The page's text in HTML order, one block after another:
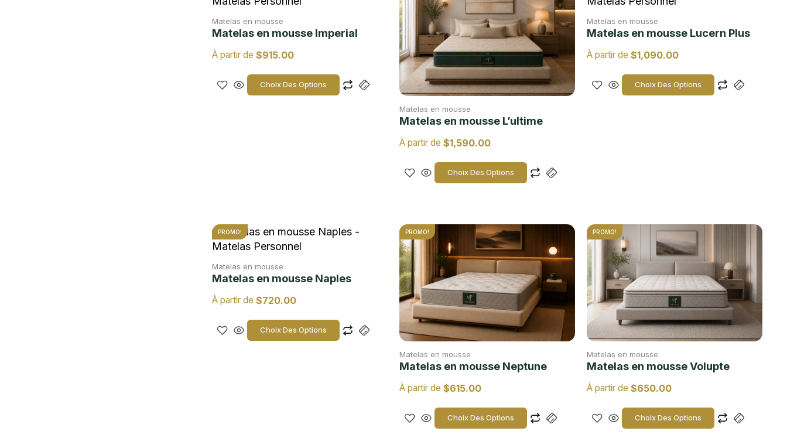
Matelas en mousse
Matelas en mousse Imperial
À partir de $915.00
Choix Des Options
Matelas en mousse
Matelas en mousse L’ultime
À partir de $1,590.00
Choix Des Options
Matelas en mousse
Matelas en mousse Lucern Plus
À partir de $1,090.00
Choix Des Options
PROMO!
Matelas en mousse
Matelas en mousse Naples
À partir de $720.00
Choix Des Options
PROMO!
Matelas en mousse
Matelas en mousse Neptune
À partir de $615.00
Choix Des Options
PROMO!
Matelas en mousse
Matelas en mousse Volupte
À partir de $650.00
Choix Des Options